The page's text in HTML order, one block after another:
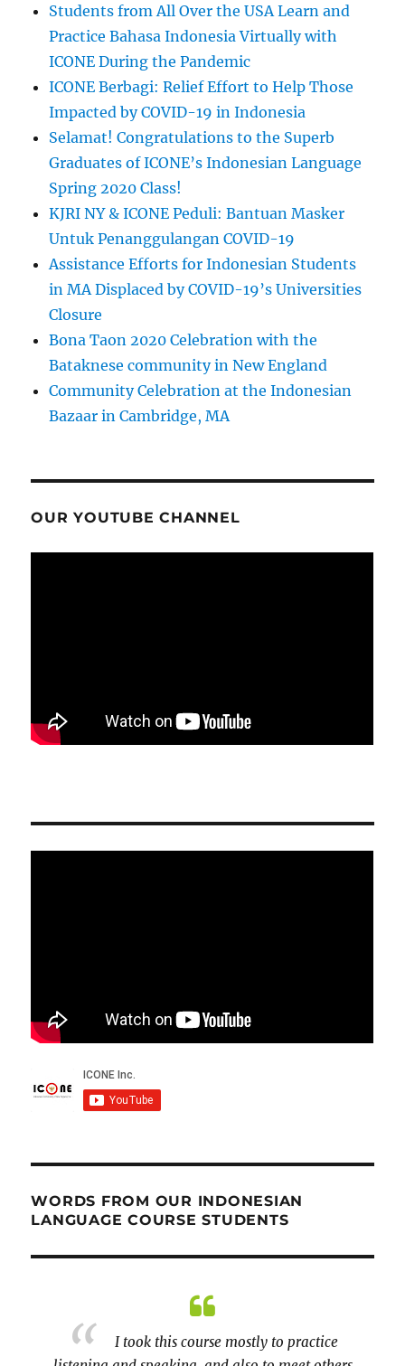
Students from All Over the USA Learn and
Practice Bahasa Indonesia Virtually with
ICONE During the Pandemic
ICONE Berbagi: Relief Effort to Help Those
Impacted by COVID-19 in Indonesia
Selamat! Congratulations to the Superb
Graduates of ICONE’s Indonesian Language
Spring 2020 Class!
KJRI NY & ICONE Peduli: Bantuan Masker
Untuk Penanggulangan COVID-19
Assistance Efforts for Indonesian Students
in MA Displaced by COVID-19’s Universities
Closure
Bona Taon 2020 Celebration with the
Bataknese community in New England
Community Celebration at the Indonesian
Bazaar in Cambridge, MA
OUR YOUTUBE CHANNEL
WORDS FROM OUR INDONESIAN
LANGUAGE COURSE STUDENTS
I took this course mostly to practice